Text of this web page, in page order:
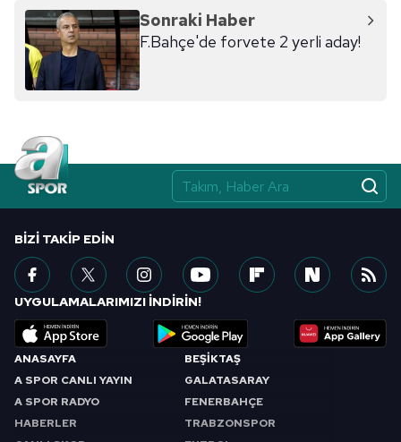
Sonraki Haber
F.Bahçe'de forvete 2 yerli aday!
ANASAYFA
A SPOR CANLI YAYIN
A SPOR RADYO
HABERLER
BEŞİKTAŞ
GALATASARAY
FENERBAHÇE
TRABZONSPOR
BIZI TAKIP EDIN
UYGULAMALARIMIZI İNDİRİN!